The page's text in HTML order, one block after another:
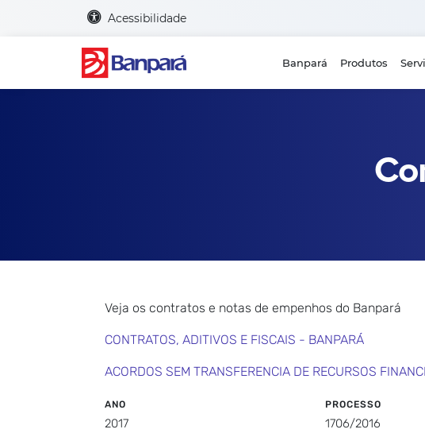
Acessibilidade
Banpará Produtos
Veja os contratos e notas de empenhos do Banpará
CONTRATOS, ADITIVOS E FISCAIS - BANPARÁ
ACORDOS SEM TRANSFERENCIA DE RECURSOS
ANO
2017
PROCESSO
1706/2016